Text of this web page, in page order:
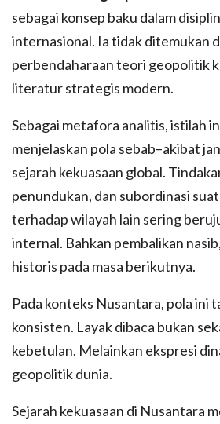
sebagai konsep baku dalam
internasional. Ia tidak ditemukan
perbendaharaan teori geopolitik
literatur strategis modern.
Sebagai metafora analitis, istilah
menjelaskan pola sebab–akibat
sejarah kekuasaan global.
penundukan, dan subordinasi
terhadap wilayah lain sering
internal. Bahkan pembalikan
historis pada masa berikutnya.
Pada konteks Nusantara, pola ini
konsisten. Layak dibaca bukan
kebetulan. Melainkan ekspresi
geopolitik dunia.
Sejarah kekuasaan di Nusantara